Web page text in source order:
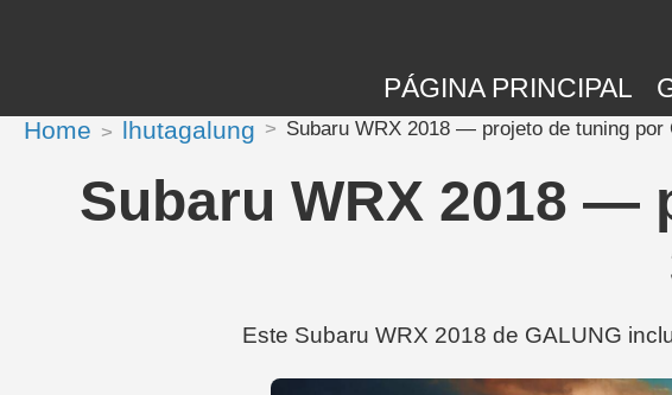
PÁGINA PRINCIPAL
Home lhutagalung Subaru WRX 2018 — projeto de tuning por
Subaru WRX 2018 —
Este Subaru WRX 2018 de GALUNG